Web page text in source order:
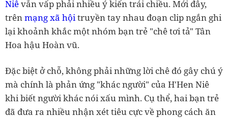
Niêvẫn vấp phải nhiều ý kiến trái chiều. Mới đây,
trênmạng xã hộitruyền tay nhau đoạn clip ngắn ghi
lại khoảnh khắc một nhóm bạn trẻ "chê tơi tả" Tân
Hoa hậu Hoàn vũ.
Đặc biệt ở chỗ, không phải những lời chê đó gây chú ý
mà chính là phản ứng "khác người" của H'Hen Niê
khi biết người khác nói xấu mình. Cụ thể, hai bạn trẻ
đã đưa ra nhiều nhận xét tiêu cực về phong cách ăn